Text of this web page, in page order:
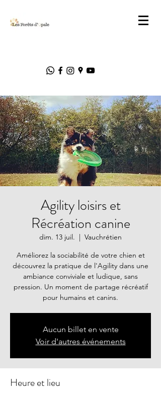
Agility loisirs et
Récréation canine
dim. 13 juil.
  |
Vauchrétien
Améliorez la sociabilité de votre chien et
découvrez la pratique de l'Agility dans une
ambiance conviviale et ludique, sans
pression. Un moment de partage récréatif
pour humains et canins.
Aucun billet en vente
Voir d'autres événements
Heure et lieu